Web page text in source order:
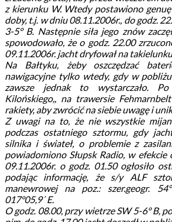
z kierunku W. Wtedy postawiono
doby, t.j. w dniu 08.11.2006r., do godz.
3-5° B. Następnie siła jego znów
spowodowało, że o godz. 22.00
09.11.2006r. jacht dryfował na
Na Bałtyku, żeby oszczędzać
nawigacyjne tylko wtedy, gdy w
zawsze jednak to wystarczało.
Kilońskiego,, na trawersie
rakiety, aby zwrócić na siebie uwagę i
Z uwagi na to, że nie wszystkie
podczas ostatniego sztormu, gdy
silnika i świateł, o problemie z
powiadomiono Słupsk Radio, w
09.11.2006r. o godz. 01.50 ogłosiło
podając informację, że s/y ALF
manewrowej na poz.: szer.geogr.
017°05,9´ E.
O godz. 08.00, przy wietrze SW 5-6° B,